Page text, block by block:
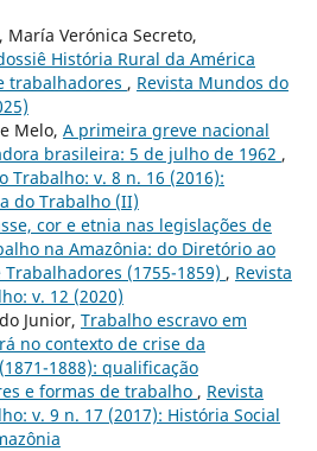
Verónica Secreto,
História Rural da América
trabalhadores , Revista Mundos do
Melo, A primeira greve nacional
brasileira: 5 de julho de 1962 ,
Trabalho: v. 8 n. 16 (2016):
do Trabalho (II)
cor e etnia nas legislações de
na Amazônia: do Diretório ao
(1755-1859) , Revista
v. 12 (2020)
Junior, Trabalho escravo em
no contexto de crise da
1888): qualificação
e formas de trabalho , Revista
v. 9 n. 17 (2017): História Social